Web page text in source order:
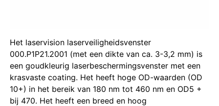
Het laservision laserveiligheidsvenster
000.P1P21.2001 (met een dikte van ca. 3-3,2 mm) is
een goudkleurig laserbeschermingsvenster met een
krasvaste coating. Het heeft hoge OD-waarden (OD
10+) in het bereik van 180 nm tot 460 nm en OD5 +
bij 470. Het heeft een breed en hoog